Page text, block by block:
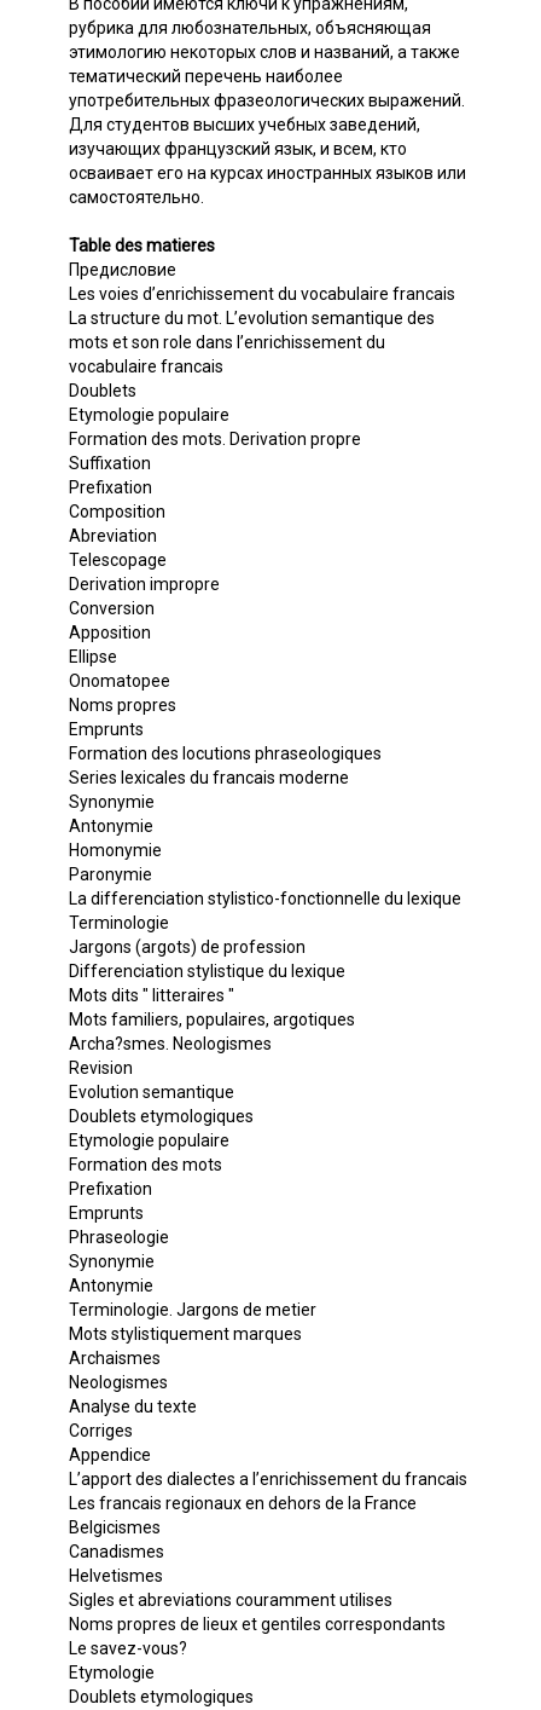
рубрика для любознательных, объясняющая
этимологию некоторых слов и названий, а также
тематический перечень наиболее
употребительных фразеологических выражений.
Для студентов высших учебных заведений,
изучающих французский язык, и всем, кто
осваивает его на курсах иностранных языков или
самостоятельно.
Table des matieres
Предисловие
Les voies d’enrichissement du vocabulaire francais
La structure du mot. L’evolution semantique des
mots et son role dans l’enrichissement du
vocabulaire francais
Doublets
Etymologie populaire
Formation des mots. Derivation propre
Suffixation
Prefixation
Composition
Abreviation
Telescopage
Derivation impropre
Conversion
Apposition
Ellipse
Onomatopee
Noms propres
Emprunts
Formation des locutions phraseologiques
Series lexicales du francais moderne
Synonymie
Antonymie
Homonymie
Paronymie
La differenciation stylistico-fonctionnelle du lexique
Terminologie
Jargons (argots) de profession
Differenciation stylistique du lexique
Mots dits " litteraires "
Mots familiers, populaires, argotiques
Archa?smes. Neologismes
Revision
Evolution semantique
Doublets etymologiques
Etymologie populaire
Formation des mots
Prefixation
Emprunts
Phraseologie
Synonymie
Antonymie
Terminologie. Jargons de metier
Mots stylistiquement marques
Archaismes
Neologismes
Analyse du texte
Corriges
Appendice
L’apport des dialectes a l’enrichissement du francais
Les francais regionaux en dehors de la France
Belgicismes
Canadismes
Helvetismes
Sigles et abreviations couramment utilises
Noms propres de lieux et gentiles correspondants
Le savez-vous?
Etymologie
Doublets etymologiques